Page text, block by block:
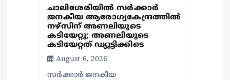
ചാലിശേരിയില്‍ സര്‍ക്കാര്‍
ജനകീയ ആരോഗ്യകേന്ദ്രത്തില്‍
നഴ്സിന് അണലിയുടെ
കടിയേറ്റു; അണലിയുടെ
കടിയേറ്റത് ഡ്യൂട്ടിക്കിടെ
August 6, 2026
സര്‍ക്കാര്‍ ജനകീയ